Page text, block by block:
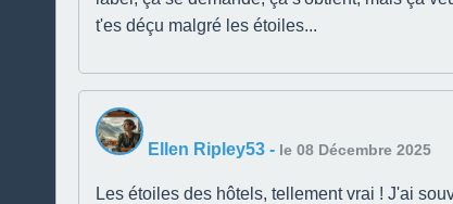
t'es déçu malgré les étoiles...
Ellen Ripley53 - le 08 Décembre 2025
Les étoiles des hôtels, tellement vrai ! J'ai